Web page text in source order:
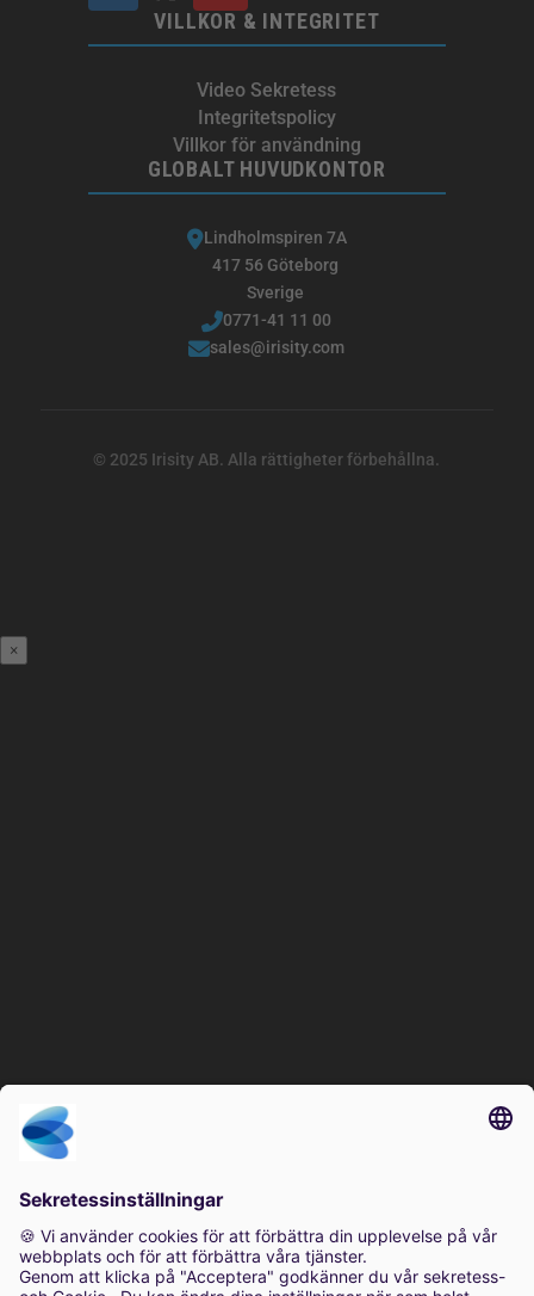
VILLKOR & INTEGRITET
Video Sekretess
Integritetspolicy
Villkor för användning
GLOBALT HUVUDKONTOR
Lindholmspiren 7A
417 56 Göteborg
Sverige
0771-41 11 00
sales@irisity.com
© 2025 Irisity AB. Alla rättigheter förbehållna.
×